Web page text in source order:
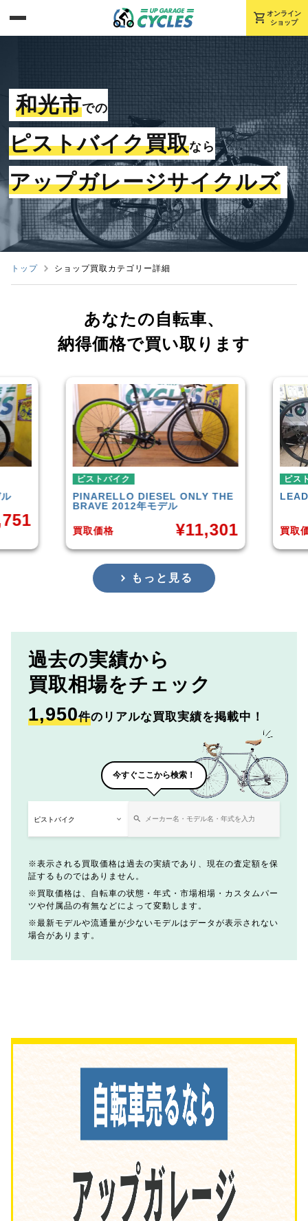
shopping_cart オンライン
ショップ
和光市での
ピストバイク買取なら
アップガレージサイクルズ
トップ ショップ買取カテゴリー詳細
あなたの自転車、
納得価格で買い取ります
THE
11,301
ピストバイク
LEADER721TR 2023年モデル
買取価格
¥ 42,000
もっと見る
過去の実績から
買取相場をチェック
1,950件のリアルな買取実績を掲載中！
今すぐここから検索！
表示される買取価格は過去の実績であり、現在の査定額を保
証するものではありません。
買取価格は、自転車の状態・年式・市場相場・カスタムパー
ツや付属品の有無などによって変動します。
最新モデルや流通量が少ないモデルはデータが表示されない
場合があります。